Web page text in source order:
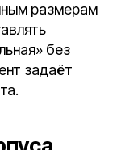
размерам
без
задаёт